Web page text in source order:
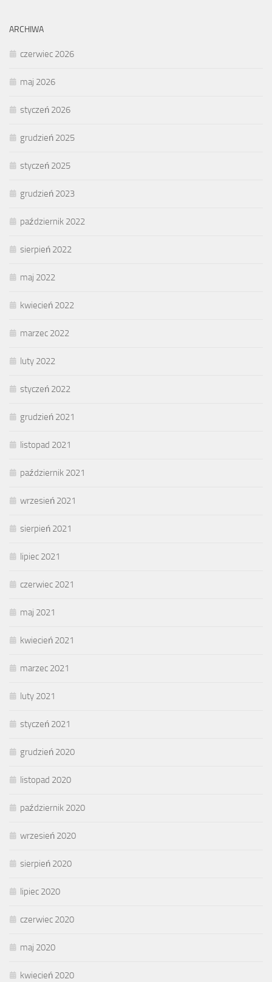
ARCHIWA
czerwiec 2026
maj 2026
styczeń 2026
grudzień 2025
styczeń 2025
grudzień 2023
październik 2022
sierpień 2022
maj 2022
kwiecień 2022
marzec 2022
luty 2022
styczeń 2022
grudzień 2021
listopad 2021
październik 2021
wrzesień 2021
sierpień 2021
lipiec 2021
czerwiec 2021
maj 2021
kwiecień 2021
marzec 2021
luty 2021
styczeń 2021
grudzień 2020
listopad 2020
październik 2020
wrzesień 2020
sierpień 2020
lipiec 2020
czerwiec 2020
maj 2020
kwiecień 2020